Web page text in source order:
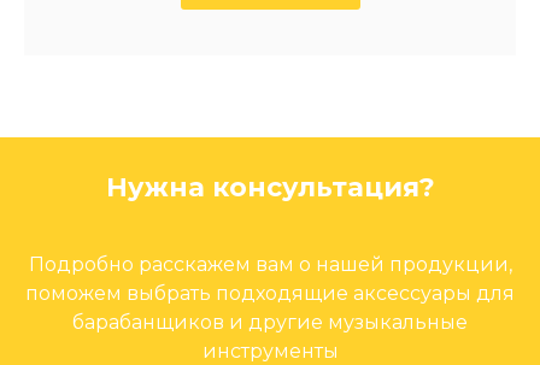
Нужна консультация?
Подробно расскажем вам о нашей продукции,
поможем выбрать подходящие аксессуары для
барабанщиков и другие музыкальные
инструменты